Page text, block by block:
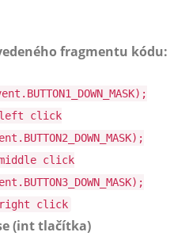
fragmentu kódu:
left click
click
right click
(int tlačítka)